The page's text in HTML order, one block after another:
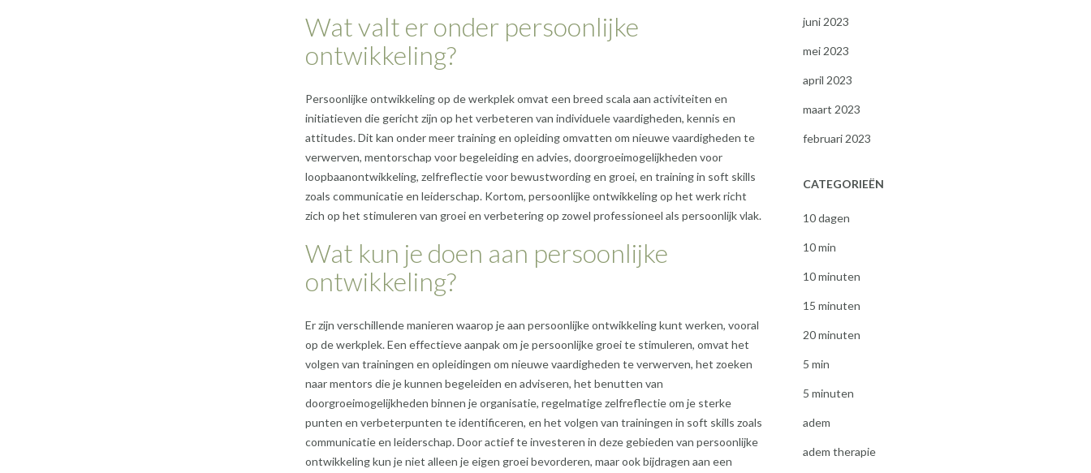
Wat valt er onder persoonlijke
ontwikkeling?
Persoonlijke ontwikkeling op de werkplek omvat een breed scala aan activiteiten en
initiatieven die gericht zijn op het verbeteren van individuele vaardigheden, kennis en
attitudes. Dit kan onder meer training en opleiding omvatten om nieuwe vaardigheden te
verwerven, mentorschap voor begeleiding en advies, doorgroeimogelijkheden voor
loopbaanontwikkeling, zelfreflectie voor bewustwording en groei, en training in soft skills
zoals communicatie en leiderschap. Kortom, persoonlijke ontwikkeling op het werk richt
zich op het stimuleren van groei en verbetering op zowel professioneel als persoonlijk vlak.
Wat kun je doen aan persoonlijke
ontwikkeling?
Er zijn verschillende manieren waarop je aan persoonlijke ontwikkeling kunt werken, vooral
op de werkplek. Een effectieve aanpak om je persoonlijke groei te stimuleren, omvat het
volgen van trainingen en opleidingen om nieuwe vaardigheden te verwerven, het zoeken
naar mentors die je kunnen begeleiden en adviseren, het benutten van
doorgroeimogelijkheden binnen je organisatie, regelmatige zelfreflectie om je sterke
punten en verbeterpunten te identificeren, en het volgen van trainingen in soft skills zoals
communicatie en leiderschap. Door actief te investeren in deze gebieden van persoonlijke
ontwikkeling kun je niet alleen je eigen groei bevorderen, maar ook bijdragen aan een
juni 2023
mei 2023
april 2023
maart 2023
februari 2023
CATEGORIEËN
10 dagen
10 min
10 minuten
15 minuten
20 minuten
5 min
5 minuten
adem
adem therapie